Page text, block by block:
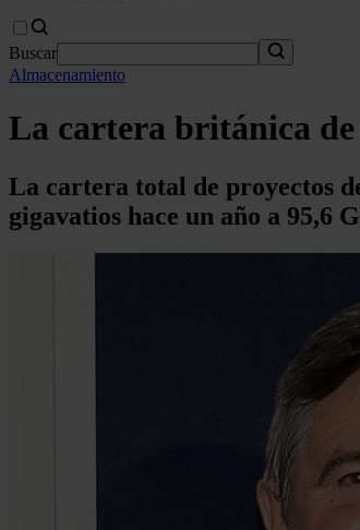
Buscar
Almacenamiento
La cartera británica de
La cartera total de proyectos
gigavatios hace un año a 95,6